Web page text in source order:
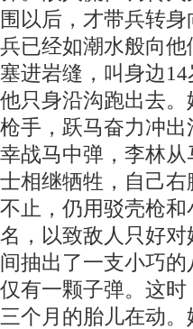
围以后，才带兵转
兵已经如潮水般向
塞进岩缝，叫身边
他只身沿沟跑出去
枪手，跃马奋力冲
幸战马中弹，李林
士相继牺牲，自己
不止，仍用驳壳枪
名，以致敌人只好
间抽出了一支小巧
仅有一颗子弹。这
三个月的胎儿在动